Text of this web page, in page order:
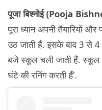
पूजा बिश्नोई (Pooja
पूरा ध्यान अपनी तैयारियों
उठ जाती हैं. इसके बाद 3 से
बजे स्कूल चली जाती हैं. स्कूल
घंटे की रनिंग करती हैं’.